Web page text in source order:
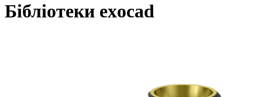
Бібліотеки exocad